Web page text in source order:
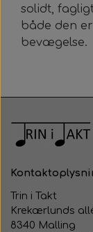
solidt,
både den
bevægelse.
Trin i Takt
Krekærlunds allé
8340 Malling